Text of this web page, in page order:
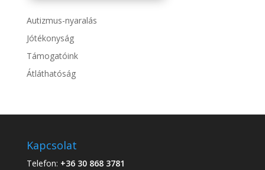
Autizmus-nyaralás
Jótékonyság
Támogatóink
Átláthatóság
Kapcsolat
Telefon: +36 30 868 3781